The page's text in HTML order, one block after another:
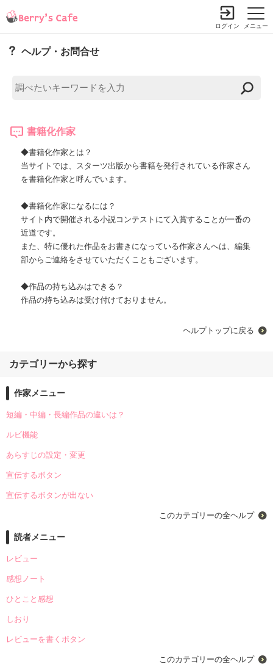
メニュー
ログイン
ヘルプ・お問合せ
書籍化作家
◆書籍化作家とは？
当サイトでは、スターツ出版から書籍を発行されている作家さん
を書籍化作家と呼んでいます。
◆書籍化作家になるには？
サイト内で開催される小説コンテストにて入賞することが一番の
近道です。
また、特に優れた作品をお書きになっている作家さんへは、編集
部からご連絡をさせていただくこともございます。
◆作品の持ち込みはできる？
作品の持ち込みは受け付けておりません。
ヘルプトップに戻る
カテゴリーから探す
作家メニュー
短編・中編・長編作品の違いは？
ルビ機能
あらすじの設定・変更
宣伝するボタン
宣伝するボタンが出ない
このカテゴリーの全ヘルプ
読者メニュー
レビュー
感想ノート
ひとこと感想
しおり
レビューを書くボタン
このカテゴリーの全ヘルプ